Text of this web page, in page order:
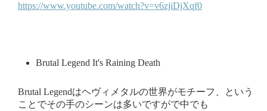
https://www.youtube.com/watch?v=v6zjiDjXqf0
Brutal Legend It's Raining Death
Brutal Legendはヘヴィメタルの世界がモチーフ、という
ことでその手のシーンは多いですがで中でも